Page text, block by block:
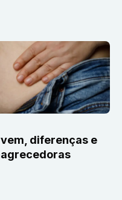
diferenças e